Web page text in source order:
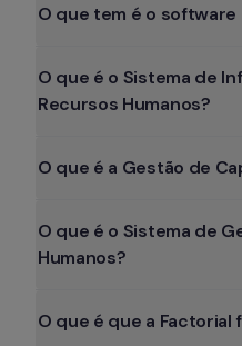
O que tem é o software
O que é o Sistema de
Recursos Humanos?
O que é a Gestão de
O que é o Sistema de
Humanos?
O que é que a Factorial